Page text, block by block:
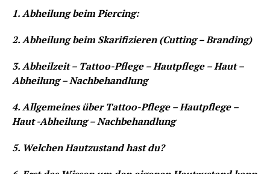
1. Abheilung beim Piercing:
2. Abheilung beim Skarifizieren (Cutting – Branding)
3. Abheilzeit – Tattoo-Pflege – Hautpflege – Haut –
Abheilung – Nachbehandlung
4. Allgemeines über Tattoo-Pflege – Hautpflege –
Haut -Abheilung – Nachbehandlung
5. Welchen Hautzustand hast du?